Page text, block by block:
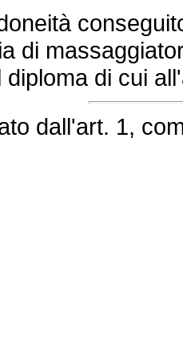
di
diploma di cui
dall'art. 1,